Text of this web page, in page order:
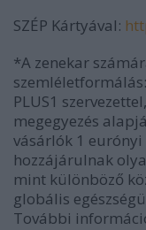
SZÉP Kártyával:
*A zenekar
PLUS1
megegyezés
vásárlók 1 eurónyi
hozzájárulnak
mint különböző
globális
További